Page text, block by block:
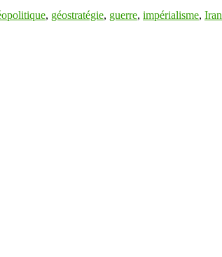
, géostratégie, guerre, impérialisme, Iran